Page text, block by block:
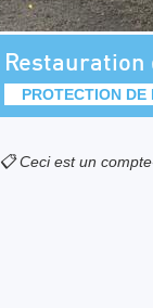
Restauration
PROTECTION
📋 Ceci est un